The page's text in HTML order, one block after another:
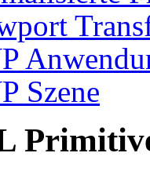
Szene